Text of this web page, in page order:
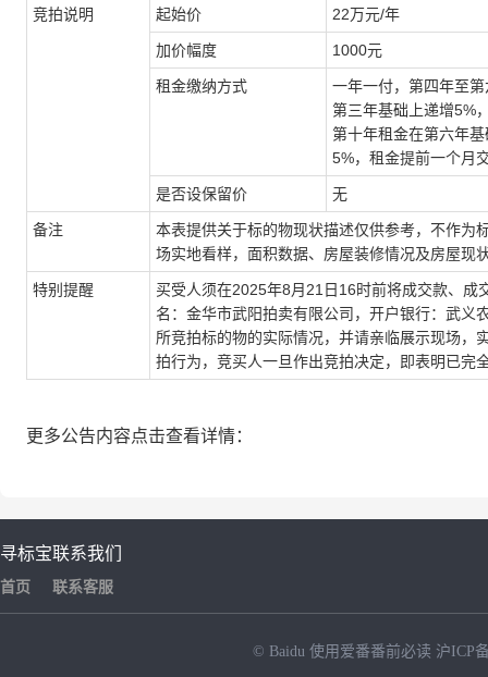
竞拍说明 起始价 22万元/年
加价幅度 1000元
租金缴纳方式 一年一付， 第四年至
第三年基础上递增5%
第十年租金在第六年
5%，租金提前一个月
是否设保留价 无
备注
本表提供关于标的物现状描述仅供参考，不作为
场实地看样，面积数据、房屋装修情况及房屋现
特别提醒 买受人须在2025年8月 21 日 16时前将成交款、 成
名：金华市武阳拍卖有限公司，开户银行：武义
所竞拍标的物的实际情况，并请亲临展示现场，
拍行为，竞买人一旦作出竞拍决定，即表明已完
更多公告内容点击查看详情：
寻标宝
首页
联系我们
联系客服
© Baidu 使用爱番番前必读 沪ICP